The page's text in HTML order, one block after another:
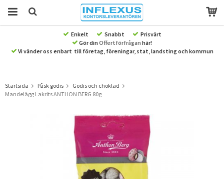
Produkten har blivit tillagd i varukorgen
Enkelt Snabbt
Prisvärt
Gör din Offertförfrågan här!
Vi vänder oss enbart till företag, föreningar, stat, landsting och kommun
Startsida Påsk godis
Godis och choklad
Mandelägg Lakrits ANTHON BERG 80g